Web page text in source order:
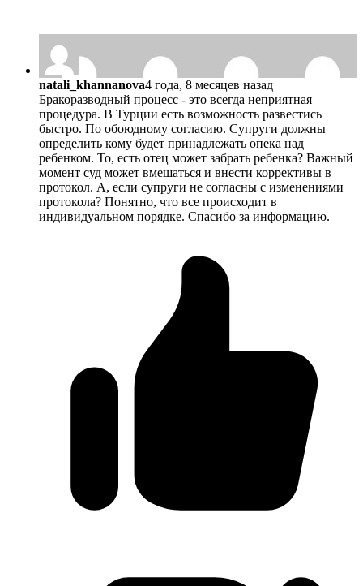
natali_khannanova4 года, 8 месяцев назад
Бракоразводный процесс - это всегда неприятная
процедура. В Турции есть возможность развестись
быстро. По обоюдному согласию. Супруги должны
определить кому будет принадлежать опека над
ребенком. То, есть отец может забрать ребенка? Важный
момент суд может вмешаться и внести коррективы в
протокол. А, если супруги не согласны с изменениями
протокола? Понятно, что все происходит в
индивидуальном порядке. Спасибо за информацию.